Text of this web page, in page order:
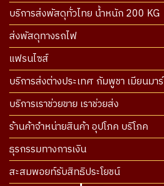
บริการส่งพัสดุทั่วไทย น้ำหนัก 200 KG
ส่งพัสดุทางรถไฟ
แฟรนไซส์
บริการส่งต่างประเทศ กัมพูชา เมียนมาร์
บริการเราช่วยขาย เราช่วยส่ง
ร้านค้าจำหน่ายสินค้า อุปโภค บริโภค
ธุรกรรมทางการเงิน
สะสมพอยท์รับสิทธิประโยชน์